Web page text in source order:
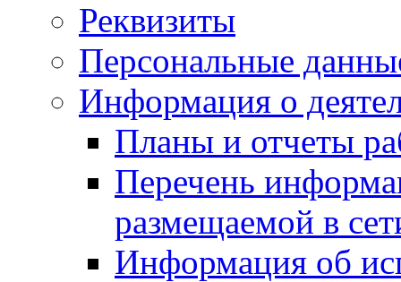
Реквизиты
Персональные
Информация о
Планы и отчеты
Перечень
размещаемой в
Информация об